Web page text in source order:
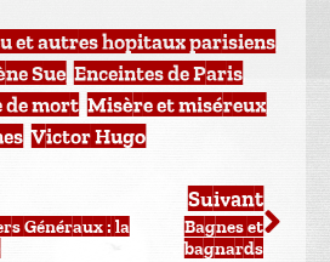
et autres hopitaux parisiens
Sue, Enceintes de Paris
de mort Misère et miséreux,
Victor Hugo
Généraux : la
Suivant
Bagnes et
bagnards